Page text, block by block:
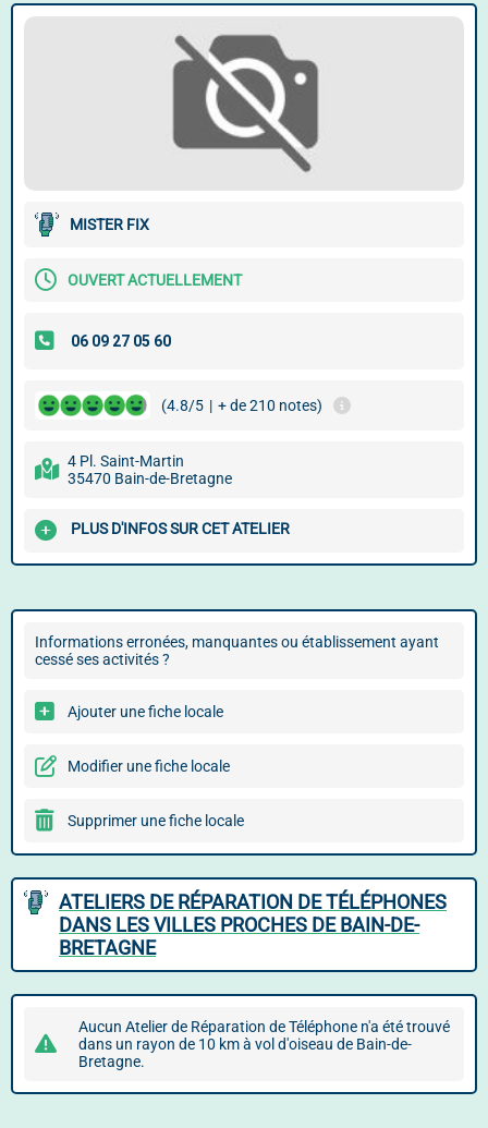
MISTER FIX
OUVERT ACTUELLEMENT
(4.8/5 | + de 210 notes)
4 Pl. Saint-Martin
35470 Bain-de-Bretagne
PLUS D'INFOS SUR CET ATELIER
Informations erronées, manquantes ou établissement ayant
cessé ses activités ?
Ajouter une fiche locale
Modifier une fiche locale
Supprimer une fiche locale
ATELIERS DE RÉPARATION DE TÉLÉPHONES
DANS LES VILLES PROCHES DE BAIN-DE-
BRETAGNE
Aucun Atelier de Réparation de Téléphone n'a été trouvé
dans un rayon de 10 km à vol d'oiseau de Bain-de-
Bretagne.